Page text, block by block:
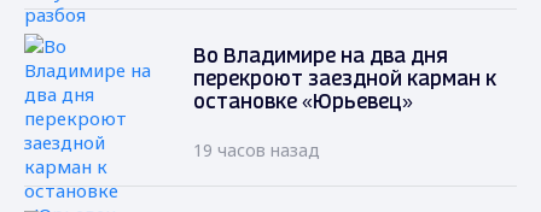
Во Владимире на два дня
перекроют заездной карман к
остановке «Юрьевец»
19 часов назад